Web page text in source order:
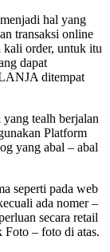
hal yang
transaksi online
kali order, untuk itu
dapat
ditempat
tealh berjalan
Platform
yang abal – abal
seperti pada web
ada nomer –
secara retail
Foto – foto di atas.